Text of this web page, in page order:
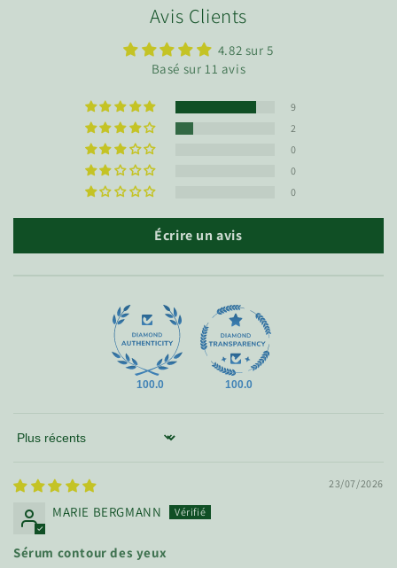
l
Avis Clients
4.82 sur 5
Basé sur 11 avis
9
2
0
0
0
Écrire un avis
100.0 100.0
Sort by
23/07/2026
MARIE BERGMANN
Sérum contour des yeux